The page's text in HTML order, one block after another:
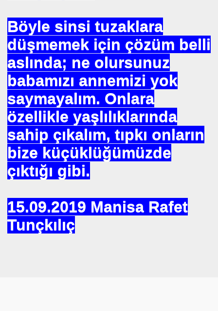
Böyle sinsi tuzaklara
düşmemek için çözüm belli
aslında; ne olursunuz
babamızı annemizi yok
saymayalım. Onlara
özellikle yaşlılıklarında
sahip çıkalım, tıpkı onların
bize küçüklüğümüzde
çıktığı gibi.
15.09.2019 Manisa Rafet
Tunçkılıç
Yola Çıkan Islamcılar Şimdi Yokolışlarının Hikayesini
Makinası
MÜSLÜMAN KAZANIR
HOROZ TILKI HIKAYESI